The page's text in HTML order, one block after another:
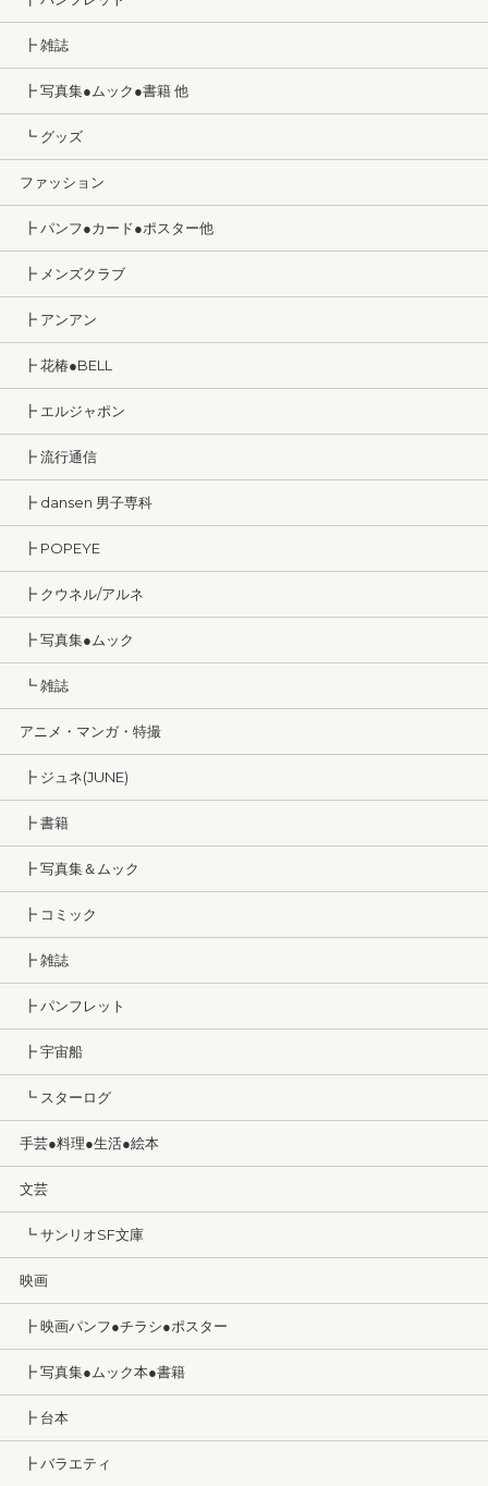
┣ 雑誌
┣ 写真集●ムック●書籍 他
┗ グッズ
ファッション
┣ パンフ●カード●ポスター他
┣ メンズクラブ
┣ アンアン
┣ 花椿●BELL
┣ エルジャポン
┣ 流行通信
┣ dansen 男子専科
┣ POPEYE
┣ クウネル/アルネ
┣ 写真集●ムック
┗ 雑誌
アニメ・マンガ・特撮
┣ ジュネ(JUNE)
┣ 書籍
┣ 写真集＆ムック
┣ コミック
┣ 雑誌
┣ パンフレット
┣ 宇宙船
┗ スターログ
手芸●料理●生活●絵本
文芸
┗ サンリオSF文庫
映画
┣ 映画パンフ●チラシ●ポスター
┣ 写真集●ムック本●書籍
┣ 台本
┣ バラエティ